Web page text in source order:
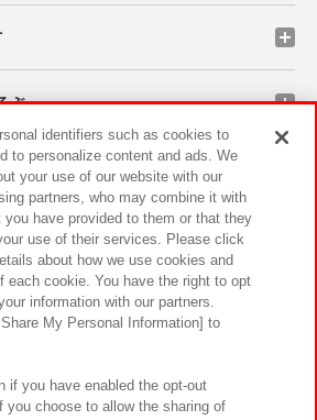
ぶ
ーン
サステナビリティ サイトポリシー
ウェブアクセシビリティ方針と検証結果
ともに
対応方針 よくあるご質問・お問い合わせ
identifiers such as cookies to
to personalize content and ads. We
your use of our website with our
partners, who may combine it with
you have provided to them or that they
use of their services. Please click
about how we use cookies and
each cookie. You have the right to opt
information with our partners.
My Personal Information] to
if you have enabled the opt-out
you choose to allow the sharing of